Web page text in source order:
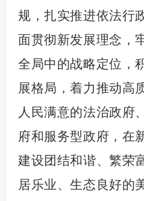
规，扎实推进依法行
面贯彻新发展理念，
全局中的战略定位，
展格局，着力推动高
人民满意的法治政府
府和服务型政府，在
建设团结和谐、繁荣
居乐业、生态良好的